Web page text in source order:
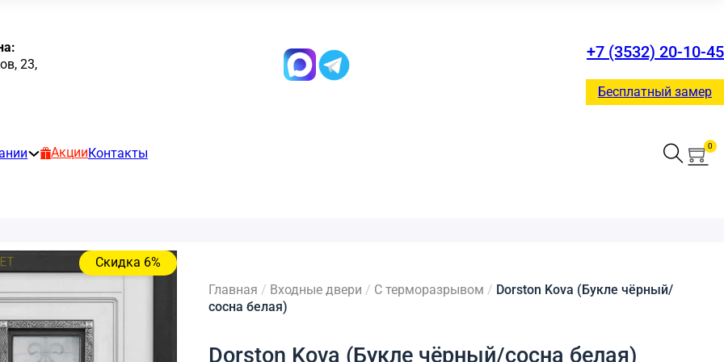
23,
+7 (3532) 20-10-45
Бесплатный замер
Акции Контакты
0
Скидка 6%
Главная / Входные двери / С терморазрывом / Dorston Kova (Букле чёрный/
сосна белая)
Dorston Kova (Букле чёрный/сосна белая)